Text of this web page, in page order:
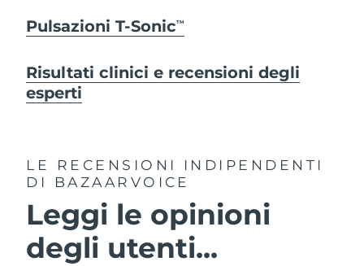
Pulsazioni T-SonicTM
Risultati clinici e recensioni degli
esperti
LE RECENSIONI INDIPENDENTI
DI BAZAARVOICE
Leggi le opinioni
degli utenti...